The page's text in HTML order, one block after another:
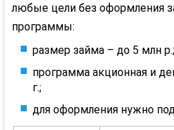
любые цели без оформления
программы:
размер займа – до 5 млн р.;
программа акционнаяи
г.;
для оформления нужно